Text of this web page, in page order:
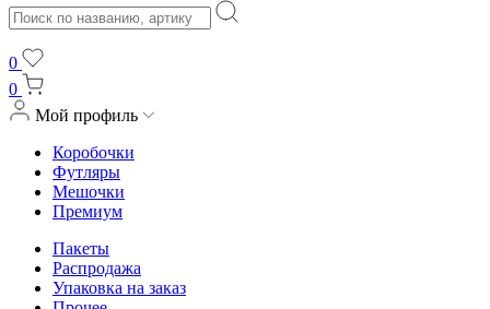
0
0
Мой профиль
Коробочки
Футляры
Мешочки
Премиум
Пакеты
Распродажа
Упаковка на заказ